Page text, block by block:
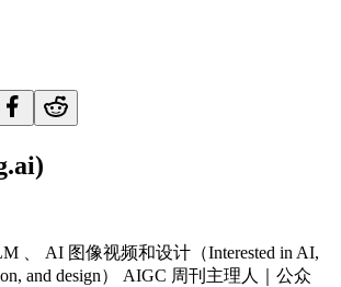
、 AI 图像视频和设计（Interested in AI,
and design） AIGC 周刊主理人｜公众